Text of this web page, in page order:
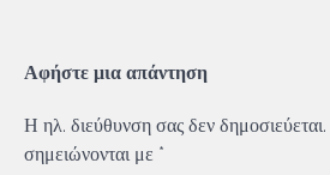
Αφήστε μια απάντηση
Η ηλ. διεύθυνση σας δεν δημοσιεύεται.
σημειώνονται με *